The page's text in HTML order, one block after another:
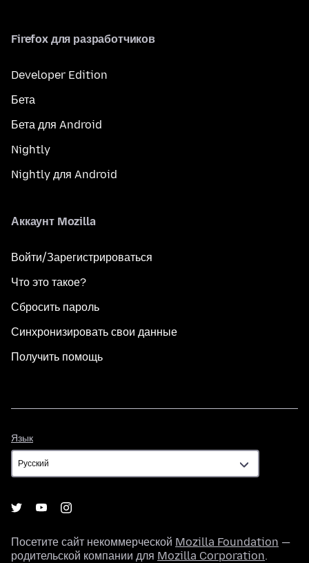
Firefox для разработчиков
Developer Edition
Бета
Бета для Android
Nightly
Nightly для Android
Аккаунт Mozilla
Войти/Зарегистрироваться
Что это такое?
Сбросить пароль
Синхронизировать свои данные
Получить помощь
Язык
Посетите сайт некоммерческой Mozilla Foundation —
родительской компании для Mozilla Corporation.